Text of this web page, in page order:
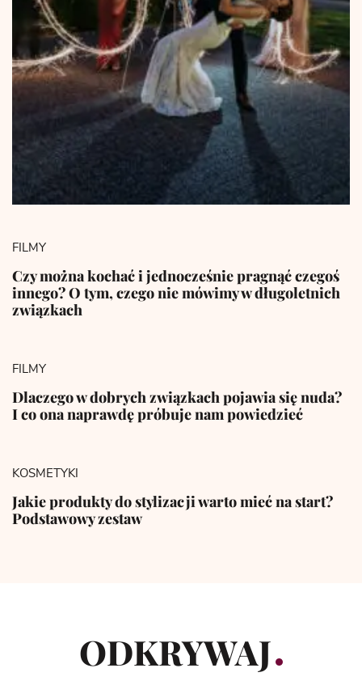
FILMY
Czy można kochać i jednocześnie pragnąć czegoś
innego? O tym, czego nie mówimy w długoletnich
związkach
FILMY
Dlaczego w dobrych związkach pojawia się nuda?
I co ona naprawdę próbuje nam powiedzieć
KOSMETYKI
Jakie produkty do stylizacji warto mieć na start?
Podstawowy zestaw
ODKRYWAJ